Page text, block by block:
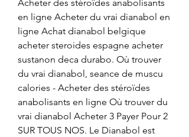
Acheter des stéroïdes anabolisants
en ligne Acheter du vrai dianabol en
ligne Achat dianabol belgique
acheter steroides espagne acheter
sustanon deca durabo. Où trouver
du vrai dianabol, seance de muscu
calories - Acheter des stéroïdes
anabolisants en ligne Où trouver du
vrai dianabol Acheter 3 Payer Pour 2
SUR TOUS NOS. Le Dianabol est